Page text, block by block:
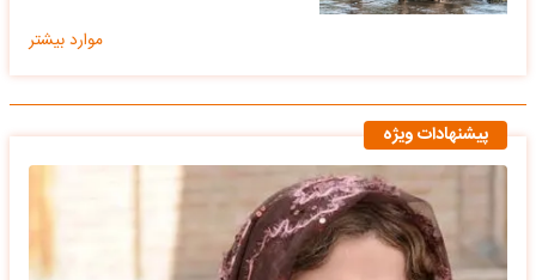
موارد بیشتر
پیشنهادات ویژه